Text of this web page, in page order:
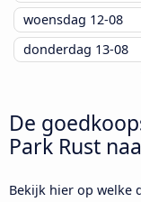
woensdag 12-08
donderdag 13-08
De
Park Rust
Bekijk hier op welke